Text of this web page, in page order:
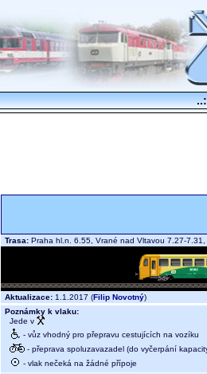
Trasa: Praha hl.n. 6.55, Vrané nad Vltavou 7.27-
Aktualizace: 1.1.2017 (Filip Novotný)
Poznámky k vlaku:
Jede v
- vůz vhodný pro přepravu cestujících na vozíku
- přeprava spoluzavazadel (do vyčerpání
- vlak nečeká na žádné přípoje